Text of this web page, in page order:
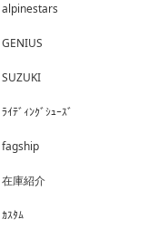
alpinestars
GENIUS
SUZUKI
ﾗｲﾃﾞｨﾝｸﾞｼｭｰｽﾞ
fagship
在庫紹介
ｶｽﾀﾑ